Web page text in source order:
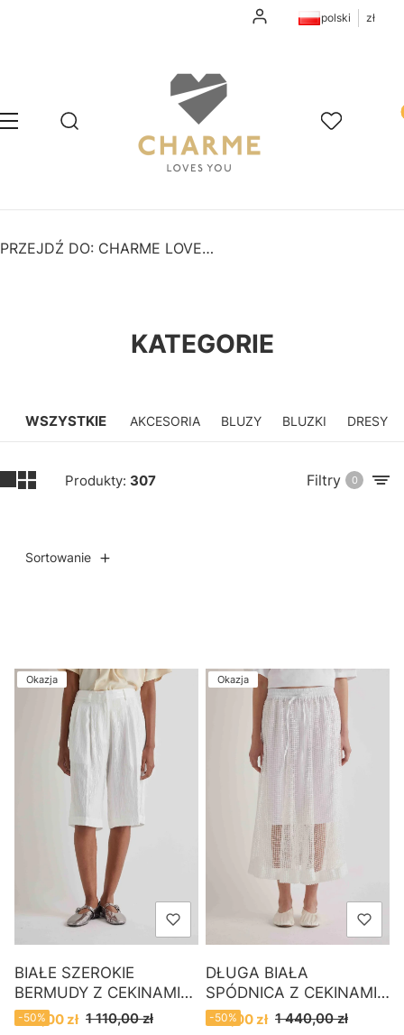
Zaloguj siępolski zł
Menu Otwórz wyszukiwarkę
Szukaj Ulubione
PRZEJDŹ DO: CHARME LOVES YOU
KATEGORIE
WSZYSTKIE AKCESORIA BLUZY BLUZKI DRESY
Produkty: 307 Filtry 0
Sortowanie
Lista produktów
Okazja
BIAŁE SZEROKIE
BERMUDY Z CEKINAMI
MEIMEIJ
Cena promocyjna
550,00 zł 1 110,00 zł
-50%
Okazja
DŁUGA BIAŁA
SPÓDNICA Z CEKINAMI
MEIMEIJ
Cena promocyjna
720,00 zł 1 440,00 zł
-50%